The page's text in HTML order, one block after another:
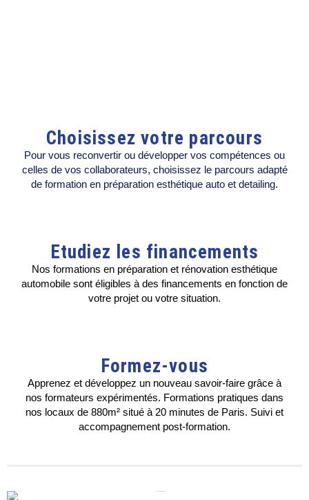
Choisissez votre parcours
Pour vous reconvertir ou développer vos compétences ou
celles de vos collaborateurs, choisissez le parcours adapté
de formation en préparation esthétique auto et detailing.
Etudiez les financements
Nos formations en préparation et rénovation esthétique
automobile sont éligibles à des financements en fonction de
votre projet ou votre situation.
Formez-vous
Apprenez et développez un nouveau savoir-faire grâce à
nos formateurs expérimentés. Formations pratiques dans
nos locaux de 880m² situé à 20 minutes de Paris. Suivi et
accompagnement post-formation.